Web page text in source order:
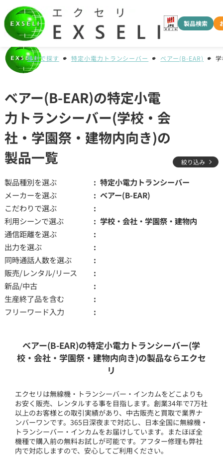
製品検索
種別で探す 特定小電力トランシーバー ベアー(B-EAR)
ベアー(B-EAR)の特定小電
力トランシーバー(学校・会
社・学園祭・建物内向き)の
製品一覧
絞り込み
製品種別を選ぶ
特定小電力トランシーバー
メーカーを選ぶ
ベアー(B-EAR)
こだわりで選ぶ
利用シーンで選ぶ
学校・会社・学園祭・建物内
通信距離を選ぶ
出力を選ぶ
同時通話人数を選ぶ
販売/レンタル/リース
新品/中古
生産終了品を含む
フリーワード入力
ベアー(B-EAR)の特定小電力トランシーバー(学
校・会社・学園祭・建物内向き)の製品ならエクセ
リ
エクセリは無線機・トランシーバー・インカムをどこよりも
お安く販売、レンタルする事を目指します。創業34年で7万社
以上のお客様との取引実績があり、中古販売と買取で業界ナ
ンバーワンです。365日深夜まで対応し、日本全国に無線機・
トランシーバー・インカムをお届けしています。またほぼ全
機種で購入前の無料お試しが可能です。アフター修理も弊社
内で対応しますので、安心してご利用ください。